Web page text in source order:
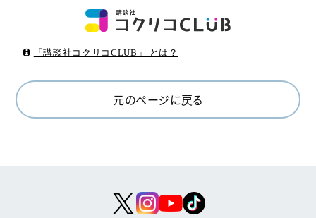
「講談社コクリコCLUB」 とは？
元のページに戻る